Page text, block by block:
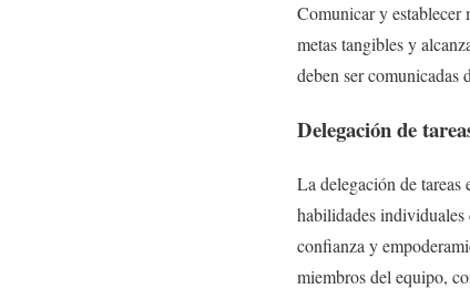
Comunicar y
metas tangibles y
deben ser comunicadas
Delegación de
La delegación de tareas
habilidades individuales
confianza y
miembros del equipo,